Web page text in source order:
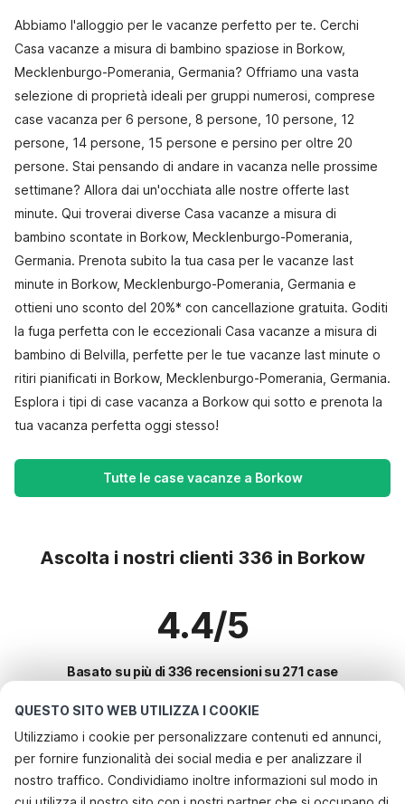
QUESTO SITO WEB UTILIZZA I COOKIE
Utilizziamo i cookie per personalizzare contenuti ed annunci,
per fornire funzionalità dei social media e per analizzare il
nostro traffico. Condividiamo inoltre informazioni sul modo in
Abbiamo l'alloggio per le vacanze perfetto per te. Cerchi
Casa vacanze a misura di bambino spaziose in Borkow,
Mecklenburgo-Pomerania, Germania? Offriamo una vasta
selezione di proprietà ideali per gruppi numerosi, comprese
case vacanza per 6 persone, 8 persone, 10 persone, 12
persone, 14 persone, 15 persone e persino per oltre 20
persone. Stai pensando di andare in vacanza nelle prossime
settimane? Allora dai un'occhiata alle nostre offerte last
minute. Qui troverai diverse Casa vacanze a misura di
bambino scontate in Borkow, Mecklenburgo-Pomerania,
Germania. Prenota subito la tua casa per le vacanze last
minute in Borkow, Mecklenburgo-Pomerania, Germania e
ottieni uno sconto del 20%* con cancellazione gratuita. Goditi
la fuga perfetta con le eccezionali Casa vacanze a misura di
bambino di Belvilla, perfette per le tue vacanze last minute o
ritiri pianificati in Borkow, Mecklenburgo-Pomerania, Germania.
Esplora i tipi di case vacanza a Borkow qui sotto e prenota la
tua vacanza perfetta oggi stesso!
Tutte le case vacanze a Borkow
Ascolta i nostri clienti 336 in Borkow
4.4/5
Basato su più di 336 recensioni su 271 case
Le destinazioni più popolari per le
vacanze